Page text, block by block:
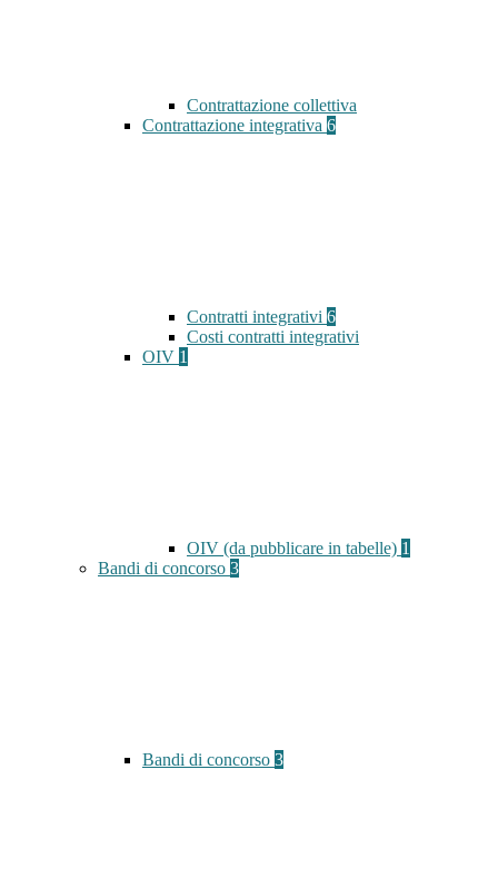
Contrattazione collettiva
Contrattazione integrativa 6
Contratti integrativi 6
Costi contratti integrativi
OIV 1
OIV (da pubblicare in tabelle) 1
Bandi di concorso 3
Bandi di concorso 3